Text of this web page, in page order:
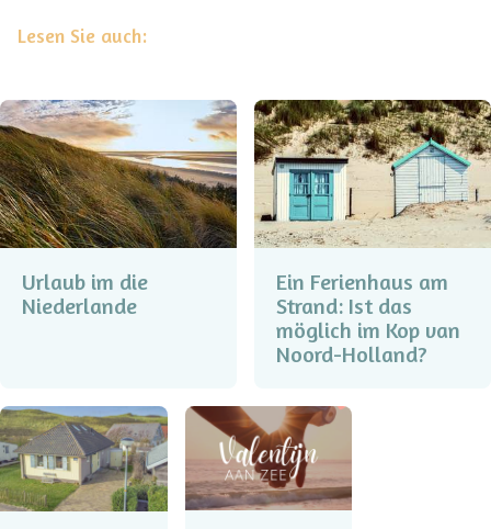
Lesen Sie auch:
Urlaub im die
Niederlande
Ein Ferienhaus am
Strand: Ist das
möglich im Kop van
Noord-Holland?